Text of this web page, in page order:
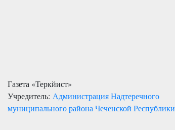
Газета «Теркйист»
Учредитель: Администрация Надтеречного
муниципального района Чеченской Республики